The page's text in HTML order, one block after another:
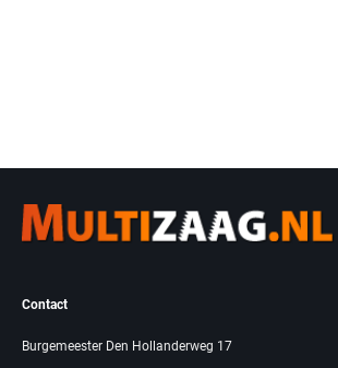
Contact
Burgemeester Den Hollanderweg 17